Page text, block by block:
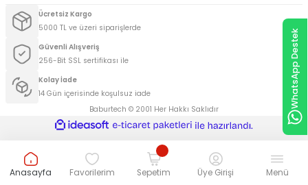
Ücretsiz Kargo
5000 TL ve üzeri siparişlerde
Güvenli Alışveriş
256-Bit SSL sertifikası ile
Kolay İade
14 Gün içerisinde koşulsuz iade
Baburtech © 2001 Her Hakkı Saklıdır
WhatsApp Destek
Anasayfa Favorilerim Sepetim Üye Girişi Menü
ideasoft
e-
hazırlandı.